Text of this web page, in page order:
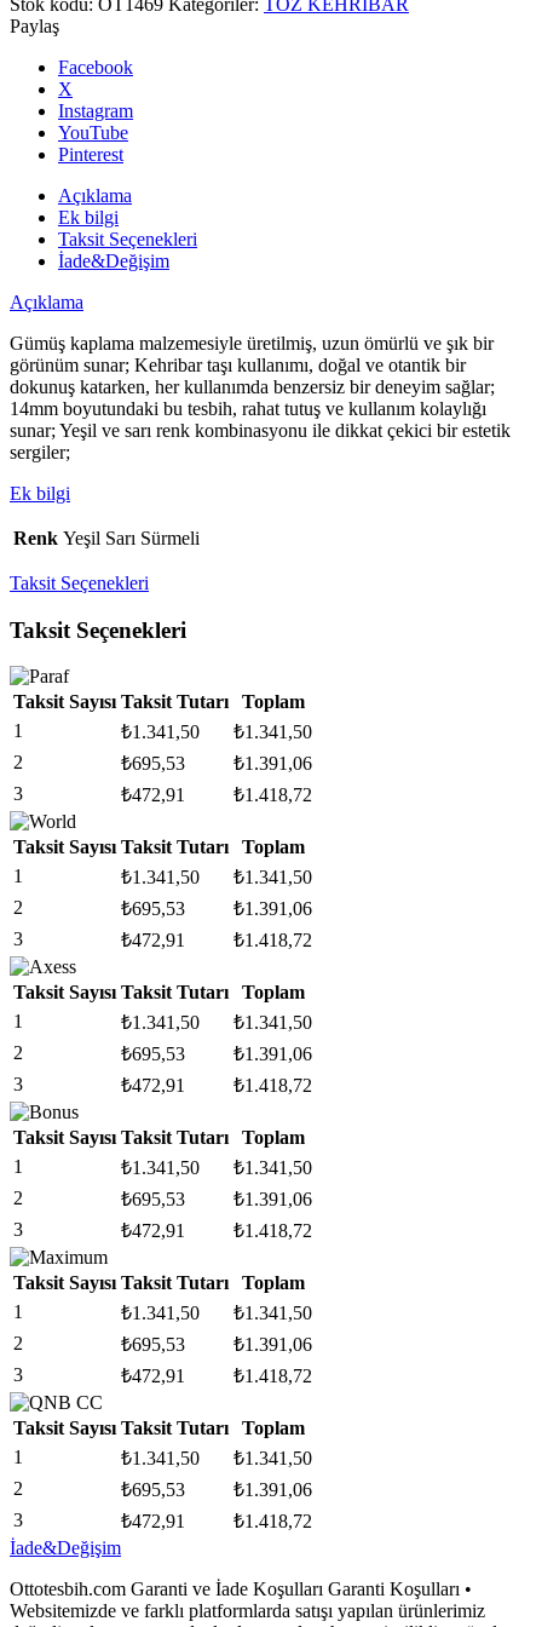
Sarı
Sürmeli
Toz
Kehribar
Tesbih
14mm
adet
Paylaş
Facebook
X
Instagram
YouTube
Pinterest
Açıklama
Ek bilgi
Taksit Seçenekleri
İade&Değişim
Açıklama
Gümüş kaplama malzemesiyle üretilmiş, uzun ömürlü ve şık bir
görünüm sunar; Kehribar taşı kullanımı, doğal ve otantik bir
dokunuş katarken, her kullanımda benzersiz bir deneyim sağlar;
14mm boyutundaki bu tesbih, rahat tutuş ve kullanım kolaylığı
sunar; Yeşil ve sarı renk kombinasyonu ile dikkat çekici bir estetik
sergiler;
Ek bilgi
Renk Yeşil Sarı Sürmeli
Taksit Seçenekleri
Taksit Seçenekleri
Taksit Sayısı Taksit Tutarı
Toplam
1
₺1.341,50 ₺1.341,50
2
₺695,53 ₺1.391,06
3
₺472,91 ₺1.418,72
Taksit Sayısı Taksit Tutarı
Toplam
1
₺1.341,50 ₺1.341,50
2
₺695,53 ₺1.391,06
3
₺472,91 ₺1.418,72
Taksit Sayısı Taksit Tutarı
Toplam
1
₺1.341,50 ₺1.341,50
2
₺695,53 ₺1.391,06
3
₺472,91 ₺1.418,72
Taksit Sayısı Taksit Tutarı
Toplam
1
₺1.341,50 ₺1.341,50
2
₺695,53 ₺1.391,06
3
₺472,91 ₺1.418,72
Taksit Sayısı Taksit Tutarı
Toplam
1
₺1.341,50 ₺1.341,50
2
₺695,53 ₺1.391,06
3
₺472,91 ₺1.418,72
Taksit Sayısı Taksit Tutarı
Toplam
1
₺1.341,50 ₺1.341,50
2
₺695,53 ₺1.391,06
3
₺472,91 ₺1.418,72
İade&Değişim
Ottotesbih.com Garanti ve İade Koşulları Garanti Koşulları •
Websitemizde ve farklı platformlarda satışı yapılan ürünlerimiz